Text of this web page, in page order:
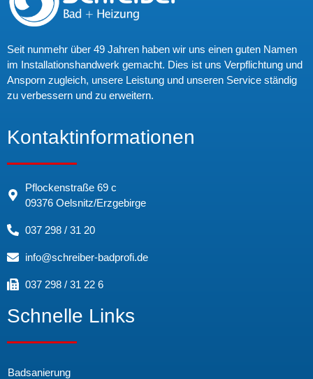
Seit nunmehr über 49 Jahren haben wir uns einen guten Namen
im Installationshandwerk gemacht. Dies ist uns Verpflichtung und
Ansporn zugleich, unsere Leistung und unseren Service ständig
zu verbessern und zu erweitern.
Kontaktinformationen
Pflockenstraße 69 c
09376 Oelsnitz/Erzgebirge
037 298 / 31 20
info@schreiber-badprofi.de
037 298 / 31 22 6
Schnelle Links
Badsanierung